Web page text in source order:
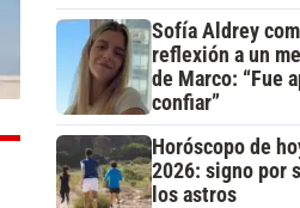
Sofía Aldrey
reflexión a un
de Marco: “Fue
confiar”
Horóscopo de
2026: signo por
los astros